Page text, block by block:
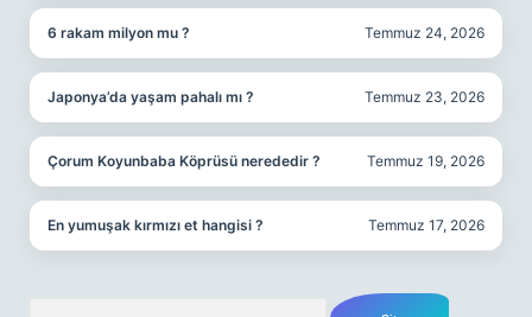
6 rakam milyon mu ? Temmuz 24, 2026
Japonya’da yaşam pahalı mı ? Temmuz 23, 2026
Çorum Koyunbaba Köprüsü nerededir ? Temmuz 19, 2026
En yumuşak kırmızı et hangisi ? Temmuz 17, 2026